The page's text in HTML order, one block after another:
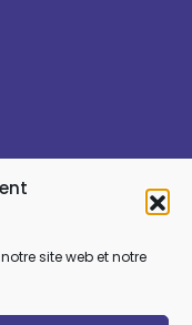
site web et notre